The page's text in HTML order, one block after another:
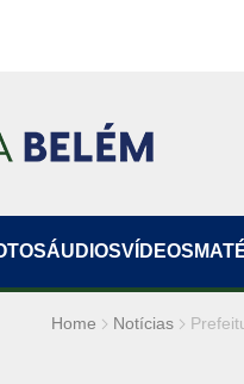
ÁUDIOSVÍDEOS
Home Notícias